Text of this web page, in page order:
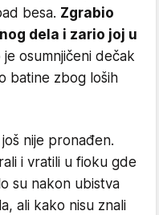
besa. Zgrabio
dela i zario joj u
osumnjičeni dečak
batine zbog loših
nije pronađen.
i vratili u fioku gde
su nakon ubistva
ali kako nisu znali